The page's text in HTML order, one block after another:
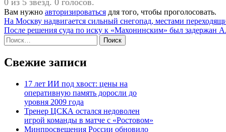
0 из 5 звезд. 0 голосов.
Вам нужно авторизироваться для того, чтобы проголосовать.
Навигация
по
записям
На Москву надвигается сильный снегопад, местами
После решения суда по иску к «Махонинским» был задержан
Найти:
Свежие записи
17 лет ИИ под хвост: цены на
оперативную память доросли до
уровня 2009 года
Тренер ЦСКА остался недоволен
игрой команды в матче с «Ростовом»
Минпросвещения России обновило